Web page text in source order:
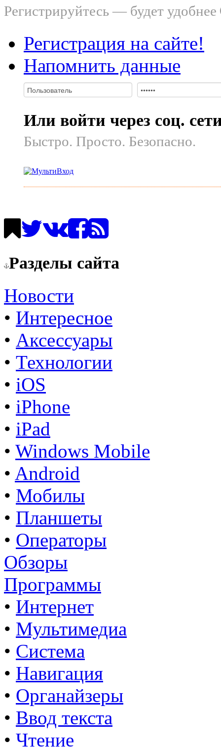
Регистрируйтесь — будет удобнее
Регистрация на сайте!
Напомнить данные
Или войти через соц.
Быстро. Просто. Безопасно.
Разделы сайта
Новости
• Интересное
• Аксессуары
• Технологии
• iOS
• iPhone
• iPad
• Windows Mobile
• Android
• Мобилы
• Планшеты
• Операторы
Обзоры
Программы
• Интернет
• Мультимедиа
• Система
• Навигация
• Органайзеры
• Ввод текста
• Чтение